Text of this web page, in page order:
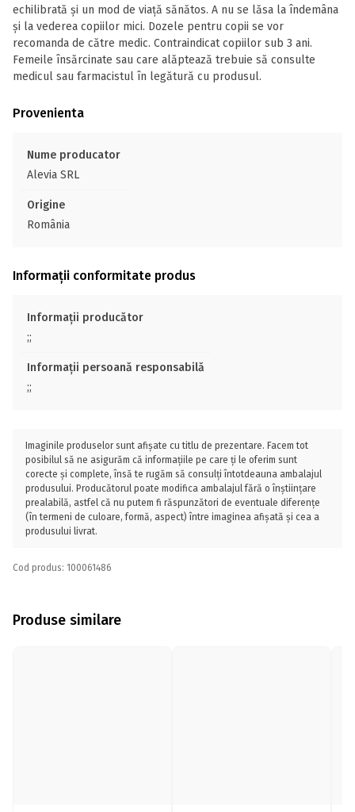
echilibrată și un mod de viață sănătos. A nu se lăsa la îndemâna
și la vederea copiilor mici. Dozele pentru copii se vor
recomanda de către medic. Contraindicat copiilor sub 3 ani.
Femeile însărcinate sau care alăptează trebuie să consulte
medicul sau farmacistul în legătură cu produsul.
Provenienta
Nume producator
Alevia SRL
Origine
România
Informații conformitate produs
Informații producător
;;
Informații persoană responsabilă
;;
Imaginile produselor sunt afișate cu titlu de prezentare. Facem tot
posibilul să ne asigurăm că informațiile pe care ți le oferim sunt
corecte și complete, însă te rugăm să consulți întotdeauna ambalajul
produsului. Producătorul poate modifica ambalajul fără o înștiințare
prealabilă, astfel că nu putem fi răspunzători de eventuale diferențe
(în termeni de culoare, formă, aspect) între imaginea afișată și cea a
produsului livrat.
Cod produs: 100061486
Produse similare